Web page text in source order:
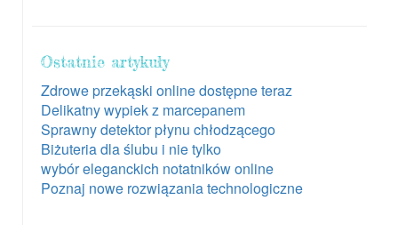
Ostatnie artykuły
Zdrowe przekąski online dostępne teraz
Delikatny wypiek z marcepanem
Sprawny detektor płynu chłodzącego
Biżuteria dla ślubu i nie tylko
wybór eleganckich notatników online
Poznaj nowe rozwiązania technologiczne